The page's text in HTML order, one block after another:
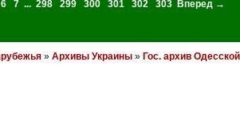
6 7 ... 298 299 300 301 302 303
Вперед →
» Архивы Украины» Гос. архив